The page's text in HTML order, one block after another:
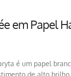
em Papel
é um papel